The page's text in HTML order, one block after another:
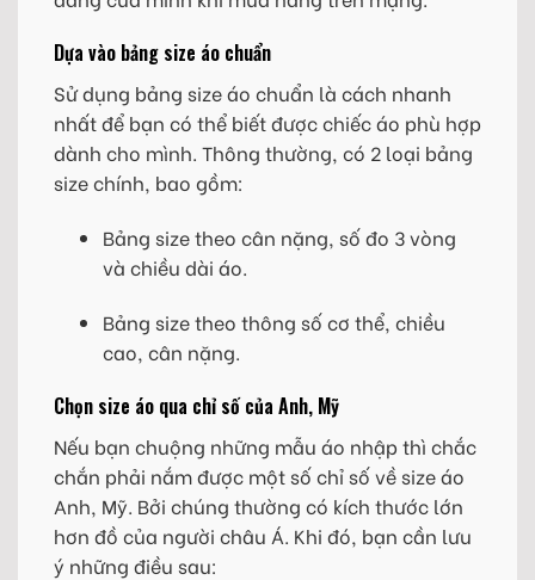
Dựa vào bảng size áo chuẩn
Sử dụng bảng size áo chuẩn là cách nhanh
nhất để bạn có thể biết được chiếc áo phù hợp
dành cho mình. Thông thường, có 2 loại bảng
size chính, bao gồm:
Bảng size theo cân nặng, số đo 3 vòng
và chiều dài áo.
Bảng size theo thông số cơ thể, chiều
cao, cân nặng.
Chọn size áo qua chỉ số của Anh, Mỹ
Nếu bạn chuộng những mẫu áo nhập thì chắc
chắn phải nắm được một số chỉ số về size áo
Anh, Mỹ. Bởi chúng thường có kích thước lớn
hơn đồ của người châu Á. Khi đó, bạn cần lưu
ý những điều sau: